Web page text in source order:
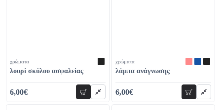
χρώματα
λουρί σκύλου ασφαλείας
6,00€ προσθήκη
χρώματα
λάμπα ανάγνωσης
6,00€ προσθήκη